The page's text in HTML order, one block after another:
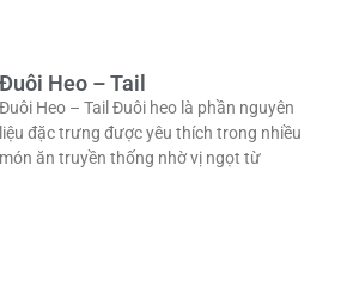
Đuôi Heo – Tail
Đuôi Heo – Tail Đuôi heo là phần nguyên
liệu đặc trưng được yêu thích trong nhiều
món ăn truyền thống nhờ vị ngọt từ